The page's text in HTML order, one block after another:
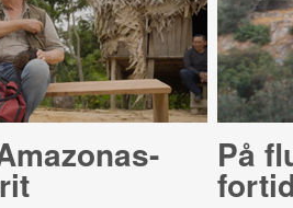
På